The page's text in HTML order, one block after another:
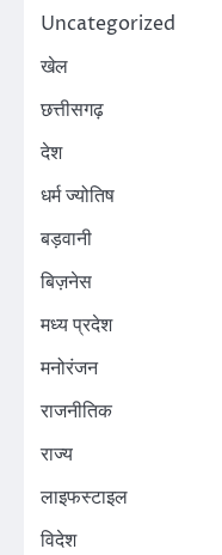
Uncategorized
खेल
छत्तीसगढ़
देश
धर्म ज्योतिष
बड़वानी
बिज़नेस
मध्य प्रदेश
मनोरंजन
राजनीतिक
राज्य
लाइफस्टाइल
विदेश